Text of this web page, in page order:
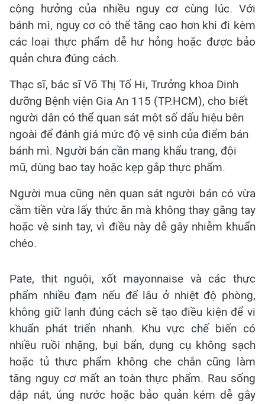
cộng hưởng của nhiều nguy cơ cùng lúc. Với
bánh mì, nguy cơ có thể tăng cao hơn khi đi kèm
các loại thực phẩm dễ hư hỏng hoặc được bảo
quản chưa đúng cách.
Thạc sĩ, bác sĩ Võ Thị Tố Hi, Trưởng khoa Dinh
dưỡng Bệnh viện Gia An 115 (TP.HCM), cho biết
người dân có thể quan sát một số dấu hiệu bên
ngoài để đánh giá mức độ vệ sinh của điểm bán
bánh mì. Người bán cần mang khẩu trang, đội
mũ, dùng bao tay hoặc kẹp gắp thực phẩm.
Người mua cũng nên quan sát người bán có vừa
cầm tiền vừa lấy thức ăn mà không thay găng tay
hoặc vệ sinh tay, vì điều này dễ gây nhiễm khuẩn
chéo.
Pate, thịt nguội, xốt mayonnaise và các thực
phẩm nhiều đạm nếu để lâu ở nhiệt độ phòng,
không giữ lạnh đúng cách sẽ tạo điều kiện để vi
khuẩn phát triển nhanh. Khu vực chế biến có
nhiều ruồi nhặng, bụi bẩn, dụng cụ không sạch
hoặc tủ thực phẩm không che chắn cũng làm
tăng nguy cơ mất an toàn thực phẩm. Rau sống
dập nát, úng nước hoặc bảo quản kém dễ gây